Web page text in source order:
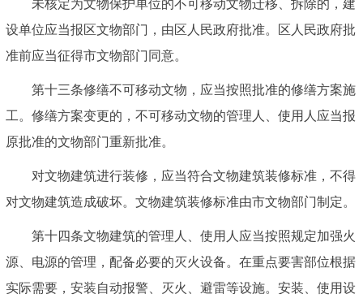
未核定为文物保护单位的不可移动文物迁移、拆除的，建
设单位应当报区文物部门，由区人民政府批准。区人民政府批
准前应当征得市文物部门同意。
第十三条修缮不可移动文物，应当按照批准的修缮方案施
工。修缮方案变更的，不可移动文物的管理人、使用人应当报
原批准的文物部门重新批准。
对文物建筑进行装修，应当符合文物建筑装修标准，不得
对文物建筑造成破坏。文物建筑装修标准由市文物部门制定。
第十四条文物建筑的管理人、使用人应当按照规定加强火
源、电源的管理，配备必要的灭火设备。在重点要害部位根据
实际需要，安装自动报警、灭火、避雷等设施。安装、使用设